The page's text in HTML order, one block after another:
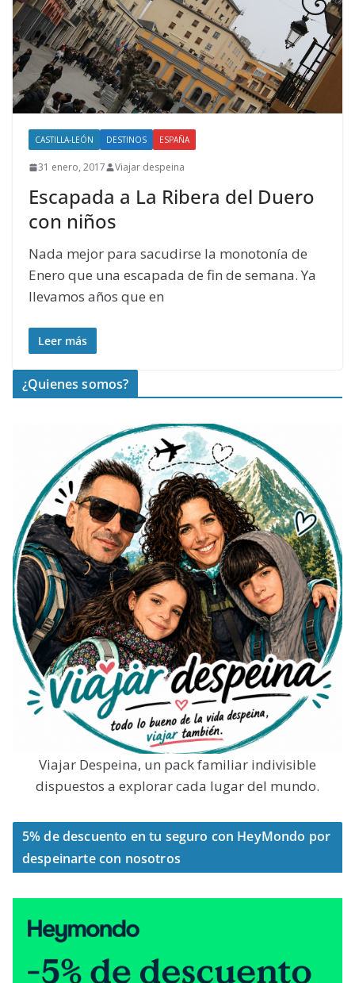
CASTILLA-LEÓN DESTINOS ESPAÑA
31 enero, 2017 Viajar despeina
Escapada a La Ribera del Duero
con niños
Nada mejor para sacudirse la monotonía de
Enero que una escapada de fin de semana. Ya
llevamos años que en
Leer más
¿Quienes somos?
Viajar Despeina, un pack familiar indivisible
dispuestos a explorar cada lugar del mundo.
5% de descuento en tu seguro con HeyMondo por
despeinarte con nosotros